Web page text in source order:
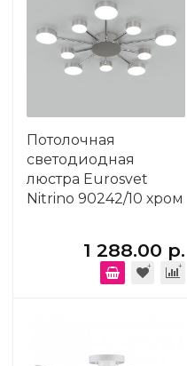
Потолочная
светодиодная
люстра Eurosvet
Nitrino 90242/10 хром
1 288.00 р.